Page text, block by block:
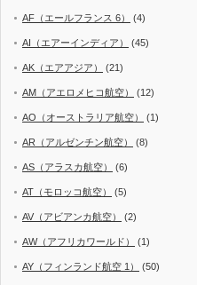
AF（エールフランス 6） (4)
AI（エアーインディア） (45)
AK（エアアジア） (21)
AM（アエロメヒコ航空） (12)
AO（オーストラリア航空） (1)
AR（アルゼンチン航空） (8)
AS（アラスカ航空） (6)
AT（モロッコ航空） (5)
AV（アビアンカ航空） (2)
AW（アフリカワールド） (1)
AY（フィンランド航空 1） (50)